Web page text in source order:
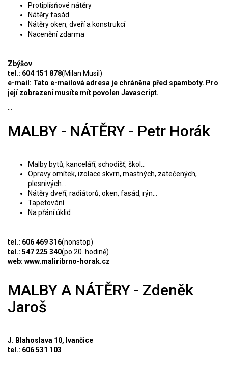
Protiplísňové nátěry
Nátěry fasád
Nátěry oken, dveří a konstrukcí
Nacenění zdarma
Zbýšov
tel.: 604 151 878(Milan Musil)
e-mail: Tato e-mailová adresa je chráněna před spamboty. Pro
její zobrazení musíte mít povolen Javascript.
MALBY - NÁTĚRY - Petr Horák
Malby bytů, kanceláří, schodišť, škol...
Opravy omítek, izolace skvrn, mastných, zatečených,
plesnivých...
Nátěry dveří, radiátorů, oken, fasád, rýn...
Tapetování
Na přání úklid
tel.: 606 469 316(nonstop)
tel.: 547 225 340(po 20. hodině)
web: www.maliribrno-horak.cz
MALBY A NÁTĚRY - Zdeněk
Jaroš
J. Blahoslava 10, Ivančice
tel.: 606 531 103